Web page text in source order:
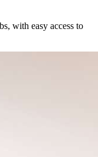
with easy access to